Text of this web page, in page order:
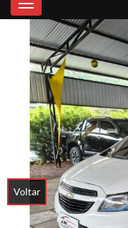
Toggle navigation
Voltar